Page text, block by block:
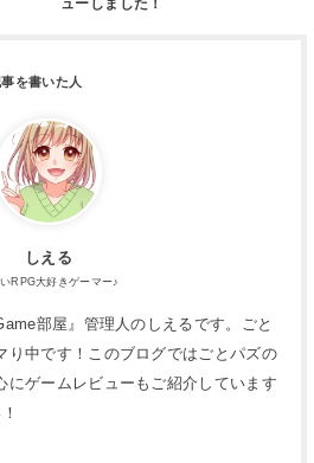
ューしました！
しえる
RPG大好きゲーマー♪
部屋』管理人のしえるです。ごと
り中です！このブログではごとパズの
にゲームレビューもご紹介しています